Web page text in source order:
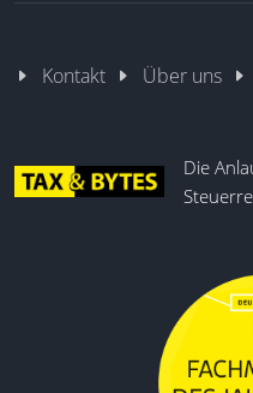
Kontakt Über uns
Die